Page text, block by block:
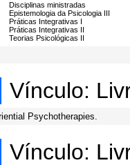
Disciplinas ministradas
Epistemologia da Psicologia III
Práticas Integrativas I
Práticas Integrativas II
Teorias Psicológicas II
Vínculo:
Psychotherapies.
Vínculo: